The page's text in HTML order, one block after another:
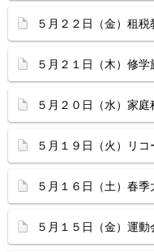
５月２２日（金）租税
５月２１日（木）修学
５月２０日（水）家庭
５月１９日（火）リコ
５月１６日（土）春季
５月１５日（金）運動